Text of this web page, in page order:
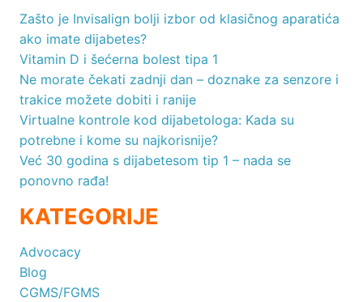
Zašto je Invisalign bolji izbor od klasičnog aparatića
ako imate dijabetes?
Vitamin D i šećerna bolest tipa 1
Ne morate čekati zadnji dan – doznake za senzore i
trakice možete dobiti i ranije
Virtualne kontrole kod dijabetologa: Kada su
potrebne i kome su najkorisnije?
Već 30 godina s dijabetesom tip 1 – nada se
ponovno rađa!
KATEGORIJE
Advocacy
Blog
CGMS/FGMS